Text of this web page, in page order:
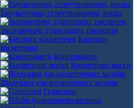
Емульгатори, гелеутворювачі, воски
Зволожувачі, гідролізати, емоленти
Кислоти
косметичні
Консерванти
Косметичні маски
Віддушки для косметичних засобів
Гідролати